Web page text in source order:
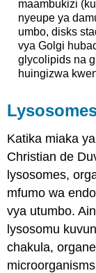
maambukizi
nyeupe ya
umbo, disks
vya Golgi
glycolipids na
huingizwa
Katika miaka
Christian de
lysosomes,
mfumo wa
vya utumbo.
lysosomu
chakula,